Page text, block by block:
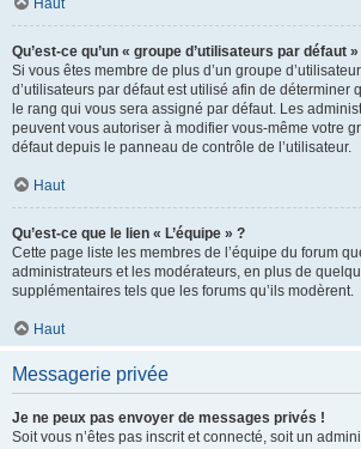
Haut
Qu’est-ce qu’un « groupe d’utilisateurs par défaut »
Si vous êtes membre de plus d’un groupe
d’utilisateurs par défaut est utilisé afin de déterminer
le rang qui vous sera assigné par défaut. Les
peuvent vous autoriser à modifier vous-même votre
défaut depuis le panneau de contrôle de l’utilisateur.
Haut
Qu’est-ce que le lien « L’équipe » ?
Cette page liste les membres de l’équipe du forum
administrateurs et les modérateurs, en plus de
supplémentaires tels que les forums qu’ils modèrent.
Haut
Messagerie privée
Je ne peux pas envoyer de messages privés !
Soit vous n’êtes pas inscrit et connecté, soit un